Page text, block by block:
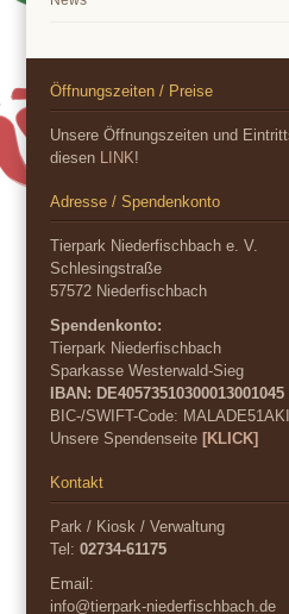
Öffnungszeiten / Preise
Unsere Öffnungszeiten und
diesen LINK!
Adresse / Spendenkonto
Tierpark Niederfischbach e. V.
Schlesingstraße
57572 Niederfischbach
Spendenkonto:
Tierpark Niederfischbach
Sparkasse Westerwald-Sieg
IBAN: DE40573510300013001045
BIC-/SWIFT-Code: MALADE51AKI
Unsere Spendenseite[KLICK]
Kontakt
Park / Kiosk / Verwaltung
Tel:02734-61175
Email:
info@tierpark-niederfischbach.de